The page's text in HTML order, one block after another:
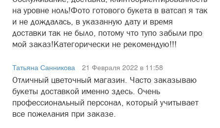
на уровне ноль!Фото готового букета в ватсап я так
и не дождалась, в указанную дату и время
доставки так не было, потому что тупо забыли про
мой заказ!Категорически не рекомендую!!!
Татьяна Санникова
21 Февраля 2022 в 11:58
Отличный цветочный магазин. Часто заказываю
букеты доставкой именно здесь. Очень
профессиональный персонал, который учитывает
все пожелания при заказе.